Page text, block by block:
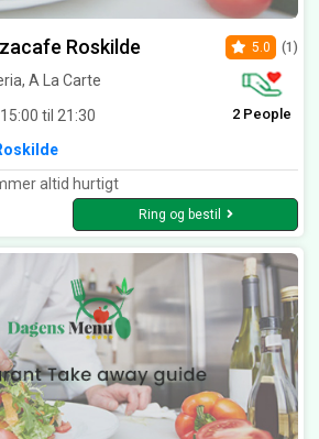
Roskilde
A La Carte
til 21:30
5.0 (1)
2 People
altid hurtigt
Ring og bestil